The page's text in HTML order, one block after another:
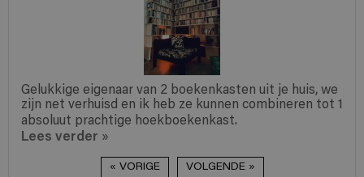
eigenaar van 2 boekenkasten uit je huis, we
net verhuisd en ik heb ze kunnen combineren tot 1
prachtige hoekboekenkast.
verder »
Ik
ik
« VORIGE VOLGENDE »